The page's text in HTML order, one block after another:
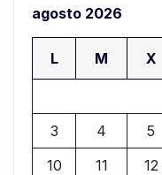
agosto 2026
L M X
3
4 5
10
11 12